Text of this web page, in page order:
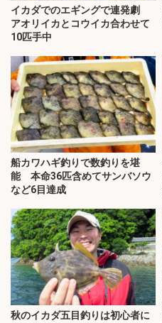
イカダでのエギングで連発劇
アオリイカとコウイカ合わせて
10匹手中
船カワハギ釣りで数釣りを堪
能 本命36匹含めてサンバソウ
など6目達成
秋のイカダ五目釣りは初心者に